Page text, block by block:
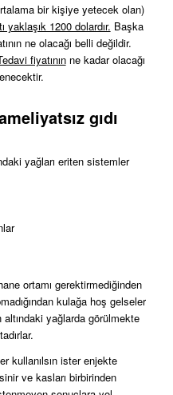
bir kişiye yetecek olan)
yaklaşık 1200 dolardır. Başka
ne olacağı belli değildir.
fiyatınınne kadar olacağı
gıdı
yağları eriten sistemler
ortamı gerektirmediğinden
kulağa hoş gelseler
yağlarda görülmekte
kullanılsın ister enjekte
ve kasları birbirinden